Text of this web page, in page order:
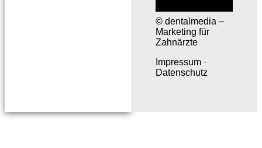
© dentalmedia –
Marketing für
Zahnärzte
Impressum ·
Datenschutz